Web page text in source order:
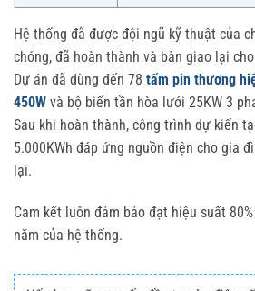
Hệ thống đã được đội ngũ kỹ thuật của
chóng, đã hoàn thành và bàn giao lại
Dự án đã dùng đến 78 tấm pin thương
450W và bộ biến tần hòa lưới 25KW 3
Sau khi hoàn thành, công trình dự kiến
5.000KWh đáp ứng nguồn điện cho gia
lại.
Cam kết luôn đảm bảo đạt hiệu suất
năm của hệ thống.